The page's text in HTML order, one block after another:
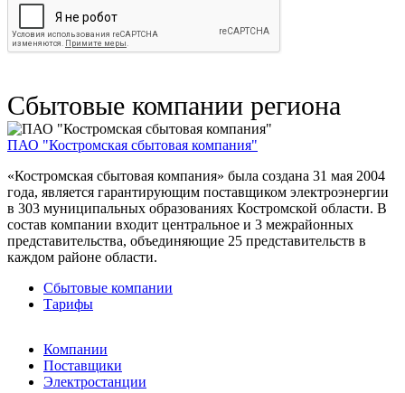
Сбытовые компании региона
ПАО "Костромская сбытовая компания"
«Костромская сбытовая компания» была создана 31 мая 2004
года, является гарантирующим поставщиком электроэнергии
в 303 муниципальных образованиях Костромской области. В
состав компании входит центральное и 3 межрайонных
представительства, объединяющие 25 представительств в
каждом районе области.
Сбытовые компании
Тарифы
Компании
Поставщики
Электростанции